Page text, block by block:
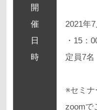
開
催
日
時
2021年
・15：
定員7名
※セミナ
zoomで